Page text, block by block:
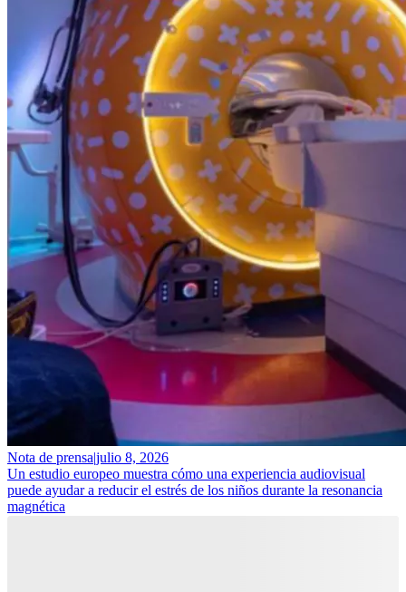
Nota de prensa|julio 8, 2026
Un estudio europeo muestra cómo una experiencia audiovisual
puede ayudar a reducir el estrés de los niños durante la resonancia
magnética